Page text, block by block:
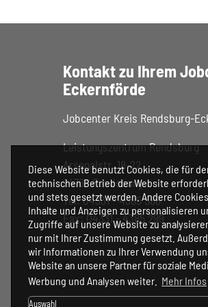
Kontakt zu Ihrem
Eckernförde
Jobcenter Kreis Rendsburg-
Leistungszentrum Rendsburg
Arsenalstr. 18-22
24768 Rendsburg
Tel: 04331 - 4385 588
Fax: 04331 - 4385 299
Diese Website benutzt Cookies, die für
technischen Betrieb der Website
und stets gesetzt werden. Andere
Inhalte und Anzeigen zu personalisieren
Zugriffe auf unsere Website zu
nur mit Ihrer Zustimmung gesetzt.
wir Informationen zu Ihrer Verwendung
Website an unsere Partner für soziale
Werbung und Analysen weiter. Mehr Infos
Auswahl